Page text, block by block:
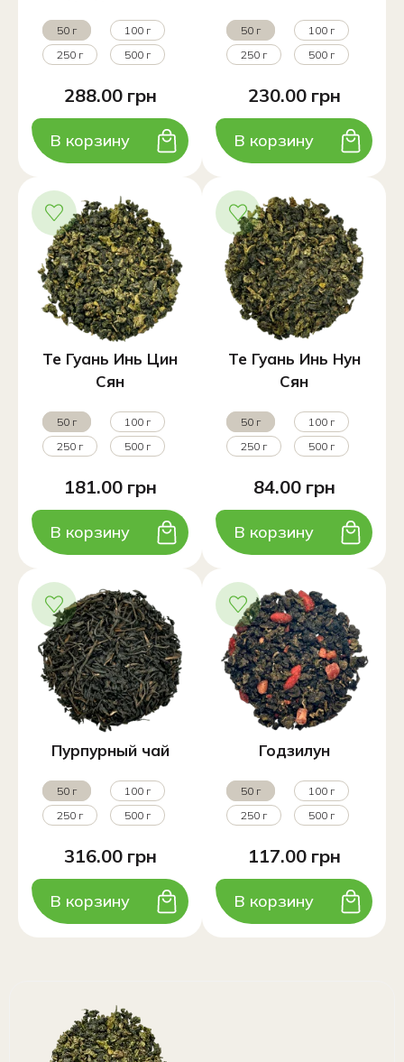
50 г
100 г
250 г
500 г
288.00 грн
В корзину
50 г
100 г
250 г
500 г
230.00 грн
В корзину
Те Гуань Инь Цин
Сян
50 г
100 г
250 г
500 г
181.00 грн
В корзину
Те Гуань Инь Нун
Сян
50 г
100 г
250 г
500 г
84.00 грн
В корзину
Пурпурный чай
50 г
100 г
250 г
500 г
316.00 грн
В корзину
Годзилун
50 г
100 г
250 г
500 г
117.00 грн
В корзину